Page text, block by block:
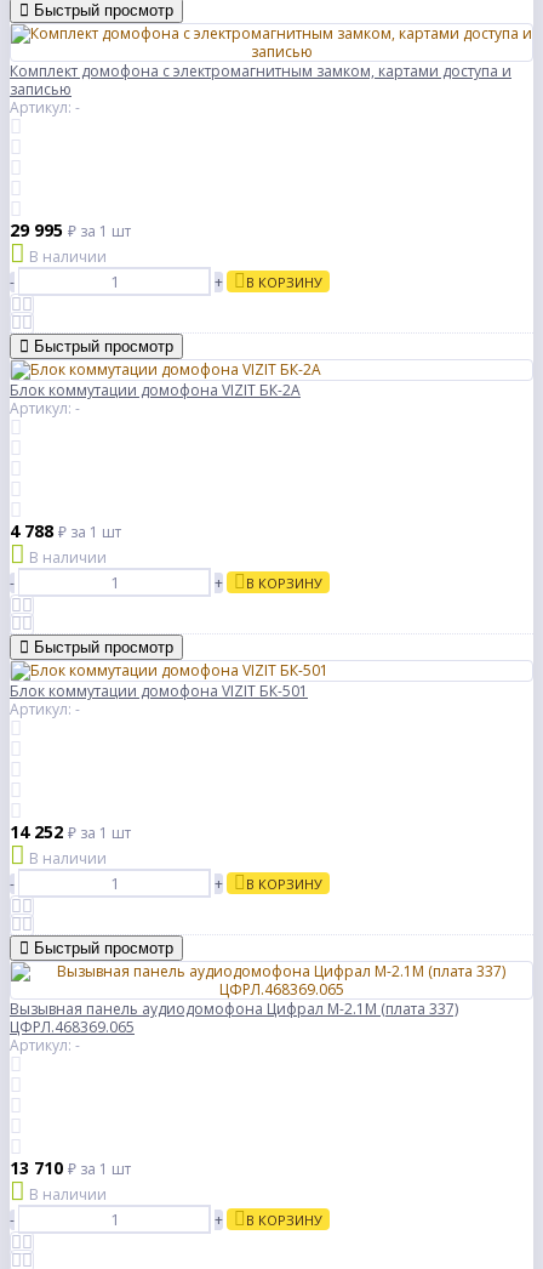
Быстрый просмотр
Комплект домофона с электромагнитным замком, картами доступа и
записью
Артикул: -
29 995 ₽ за 1 шт
В наличии
-
+ В КОРЗИНУ
Быстрый просмотр
Блок коммутации домофона VIZIT БК-2А
Артикул: -
4 788 ₽ за 1 шт
В наличии
-
+ В КОРЗИНУ
Быстрый просмотр
Блок коммутации домофона VIZIT БК-501
Артикул: -
14 252 ₽ за 1 шт
В наличии
-
+ В КОРЗИНУ
Быстрый просмотр
Вызывная панель аудиодомофона Цифрал M-2.1М (плата 337)
ЦФРЛ.468369.065
Артикул: -
13 710 ₽ за 1 шт
В наличии
-
+ В КОРЗИНУ